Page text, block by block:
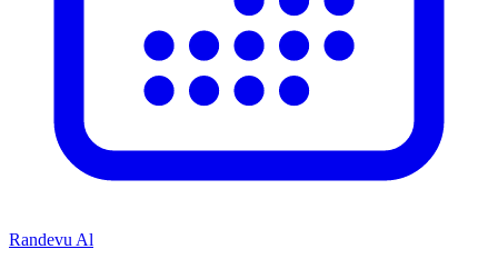
Randevu Al